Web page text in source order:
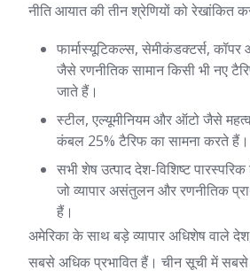
नीति आयात की तीन श्रेणियों को रेखांकित
फार्मास्यूटिकल्स, सेमीकंडक्टर्स, कॉपर
जैसे रणनीतिक सामान किसी भी नए
जाते हैं।
स्टील, एल्यूमीनियम और ऑटो जैसे
कंबल 25% टैरिफ का सामना करते हैं।
सभी शेष उत्पाद देश-विशिष्ट
जो व्यापार असंतुलन और रणनीतिक
हैं।
अमेरिका के साथ बड़े व्यापार अधिशेष वाले
सबसे अधिक प्रभावित हैं। चीन सूची में